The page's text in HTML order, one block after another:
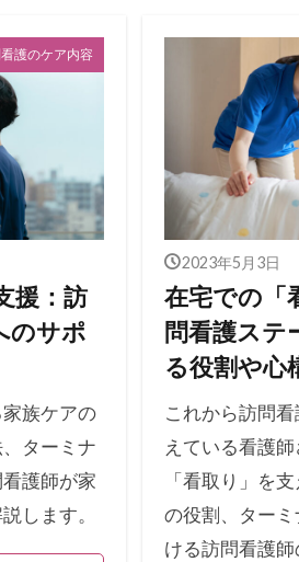
護のケア内容
援：訪
のサポ
族ケアの
ターミナ
護師が家
します。
2023年5月3日
在宅での「
問看護ステ
る役割や心
これから訪問
えている看護
「看取り」を
の役割、ター
ける訪問看護